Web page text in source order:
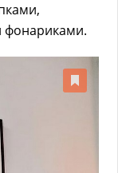
фонариками.